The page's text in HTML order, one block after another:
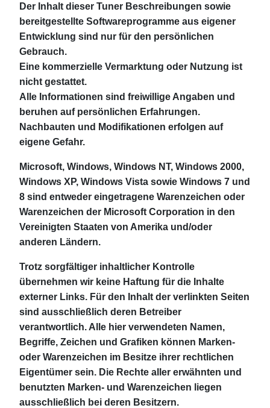
Der Inhalt dieser Tuner Beschreibungen sowie
bereitgestellte Softwareprogramme aus eigener
Entwicklung sind nur für den persönlichen
Gebrauch.
Eine kommerzielle Vermarktung oder Nutzung ist
nicht gestattet.
Alle Informationen sind freiwillige Angaben und
beruhen auf persönlichen Erfahrungen.
Nachbauten und Modifikationen erfolgen auf
eigene Gefahr.
Microsoft, Windows, Windows NT, Windows 2000,
Windows XP, Windows Vista sowie Windows 7 und
8 sind entweder eingetragene Warenzeichen oder
Warenzeichen der Microsoft Corporation in den
Vereinigten Staaten von Amerika und/oder
anderen Ländern.
Trotz sorgfältiger inhaltlicher Kontrolle
übernehmen wir keine Haftung für die Inhalte
externer Links. Für den Inhalt der verlinkten Seiten
sind ausschließlich deren Betreiber
verantwortlich. Alle hier verwendeten Namen,
Begriffe, Zeichen und Grafiken können Marken-
oder Warenzeichen im Besitze ihrer rechtlichen
Eigentümer sein. Die Rechte aller erwähnten und
benutzten Marken- und Warenzeichen liegen
ausschließlich bei deren Besitzern.